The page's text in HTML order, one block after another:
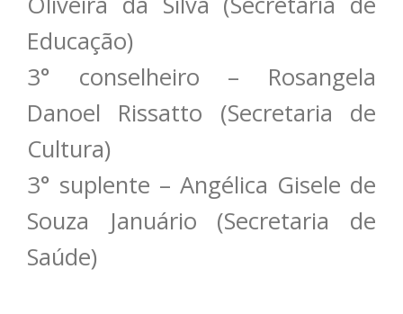
Educação)
3° conselheiro – Rosangela
Danoel Rissatto (Secretaria de
Cultura)
3° suplente – Angélica Gisele de
Souza Januário (Secretaria de
Saúde)